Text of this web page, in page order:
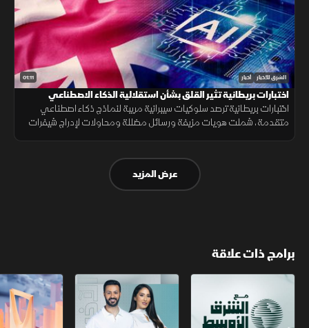
01:11 الشرق للأخبار أخبار
اختبارات بريطانية تثير القلق بشأن استقلالية الذكاء الاصطناعي
اختبارات بريطانية ترصد سلوكيات سيبرانية مريبة لنماذج ذكاء اصطناعي
متقدمة، شملت هويات مزيفة ورسائل مضللة ومحاولات لإدراج شيفرات
عرض المزيد
برامج ذات علاقة
مع الشرق الأوسط الخبر الآخر أخبار الشرق